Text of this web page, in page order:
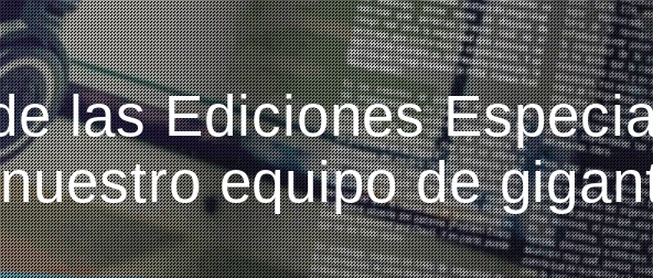
las Ediciones
equipo de